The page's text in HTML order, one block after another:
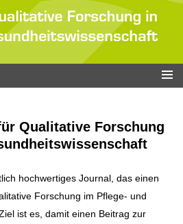
Qualitative Forschung
hochwertiges Journal, das einen
Forschung im Pflege- und
ist es, damit einen Beitrag zur